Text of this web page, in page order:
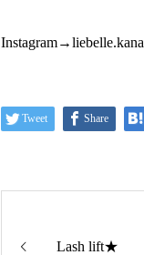
Instagram→liebelle.kana
Tweet Share
Lash lift★